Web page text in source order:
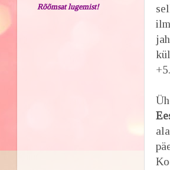
+5.
Rõõmsat lugemist!